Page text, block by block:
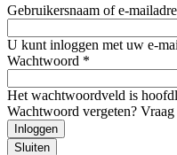
Gebruikersnaam of e-
U kunt inloggen met uw e-
Wachtwoord *
Het wachtwoordveld is
Wachtwoord vergeten? Vraag
Inloggen
Sluiten